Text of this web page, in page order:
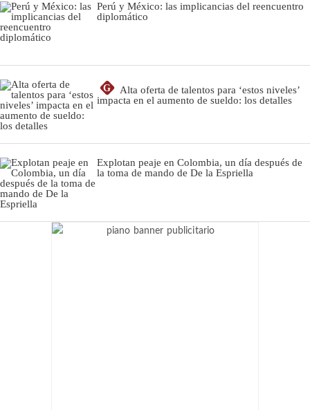
Perú y México: las implicancias del reencuentro
diplomático
G
Alta oferta de talentos para ‘estos niveles’
impacta en el aumento de sueldo: los detalles
Explotan peaje en Colombia, un día después de
la toma de mando de De la Espriella